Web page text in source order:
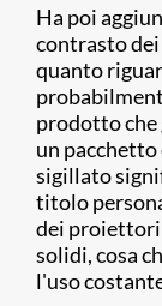
Ha poi
contrasto
quanto
prodotto che
un
sigillato
titolo
dei proiettori
solidi, cosa
l'uso